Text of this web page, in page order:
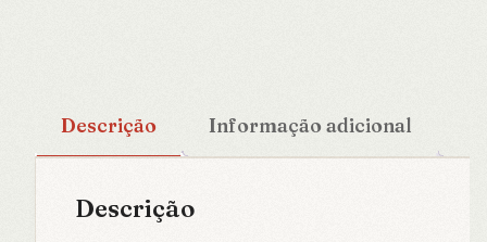
Descrição Informação adicional
Descrição